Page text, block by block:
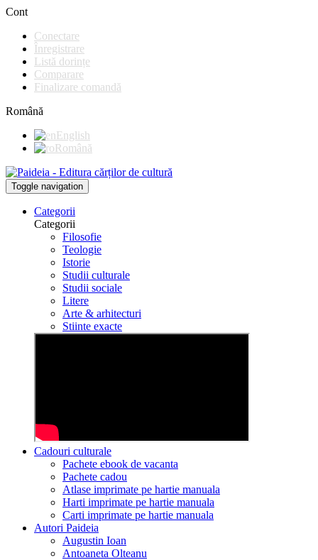
Cont
Conectare
Înregistrare
Listă dorințe
Comparare
Finalizare comandă
Română
English
Română
Toggle navigation
Categorii
Categorii
Filosofie
Teologie
Istorie
Studii culturale
Studii sociale
Litere
Arte & arhitecturi
Stiinte exacte
Cadouri culturale
Pachete ebook de vacanta
Pachete cadou
Atlase imprimate pe hartie manuala
Harti imprimate pe hartie manuala
Carti imprimate pe hartie manuala
Autori Paideia
Augustin Ioan
Antoaneta Olteanu